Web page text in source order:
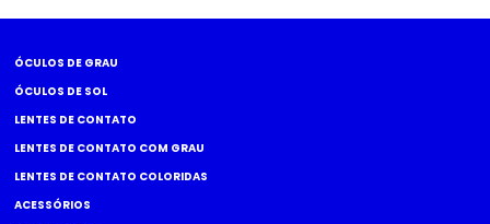
ÓCULOS DE GRAU
ÓCULOS DE SOL
LENTES DE CONTATO
LENTES DE CONTATO COM GRAU
LENTES DE CONTATO COLORIDAS
ACESSÓRIOS